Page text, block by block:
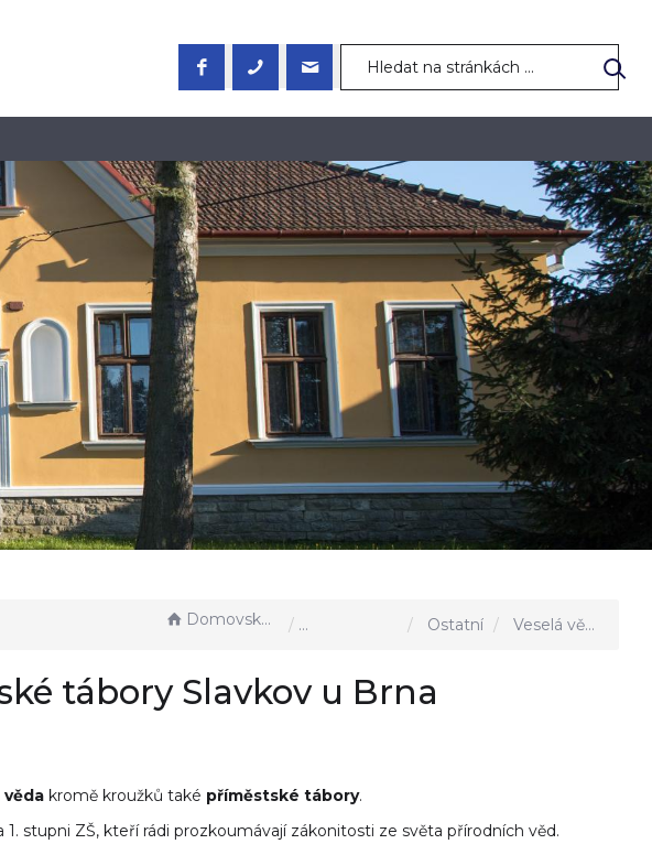
Domovská stránka Aktuality, akce u nás Ostatní Veselá věda - příměstské tábory Slavkov u Brna
tábory Slavkov u Brna
věda kromě kroužků také příměstské tábory.
1. stupni ZŠ, kteří rádi prozkoumávají zákonitosti ze světa přírodních věd.